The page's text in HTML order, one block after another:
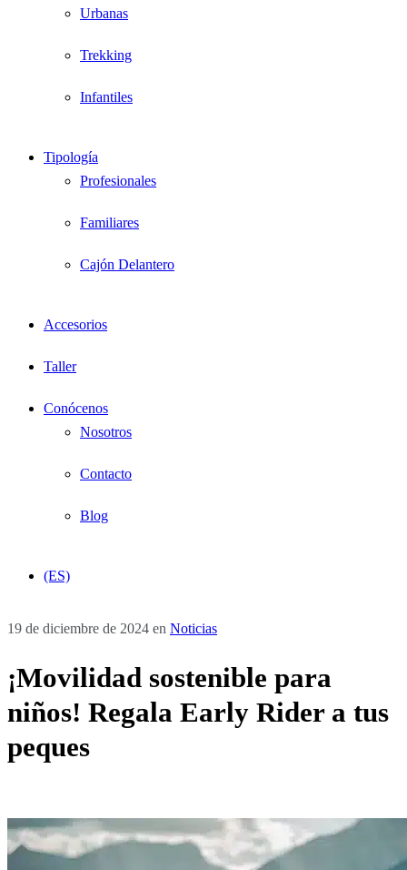
Urbanas
Trekking
Infantiles
Tipología
Profesionales
Familiares
Cajón Delantero
Accesorios
Taller
Conócenos
Nosotros
Contacto
Blog
(ES)
19 de diciembre de 2024 en Noticias
¡Movilidad sostenible para
niños! Regala Early Rider a tus
peques